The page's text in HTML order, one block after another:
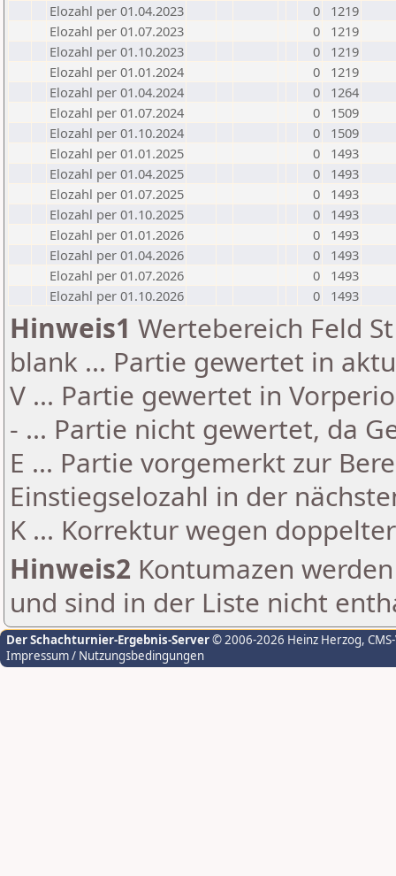
Elozahl per 01.04.2023
0
1219
Elozahl per 01.07.2023
0
1219
Elozahl per 01.10.2023
0
1219
Elozahl per 01.01.2024
0
1219
Elozahl per 01.04.2024
0
1264
Elozahl per 01.07.2024
0
1509
Elozahl per 01.10.2024
0
1509
Elozahl per 01.01.2025
0
1493
Elozahl per 01.04.2025
0
1493
Elozahl per 01.07.2025
0
1493
Elozahl per 01.10.2025
0
1493
Elozahl per 01.01.2026
0
1493
Elozahl per 01.04.2026
0
1493
Elozahl per 01.07.2026
0
1493
Elozahl per 01.10.2026
0 1493
Hinweis1 Wertebereich Feld
blank ... Partie gewertet in
V ... Partie gewertet in
- ... Partie nicht gewertet, da
E ... Partie vorgemerkt zur
Einstiegselozahl in der
K ... Korrektur wegen
Hinweis2 Kontumazen
und sind in der Liste nicht
Der Schachturnier-Ergebnis-Server© 2006-2026 Heinz Herzog,
Impressum / Nutzungsbedingungen